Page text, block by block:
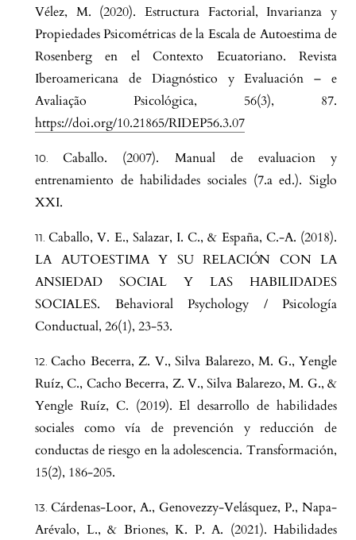
Vélez, M. (2020). Estructura Factorial, Invarianza y
Propiedades Psicométricas de la Escala de Autoestima de
Rosenberg en el Contexto Ecuatoriano. Revista
Iberoamericana de Diagnóstico y Evaluación – e
Avaliação Psicológica, 56(3), 87.
https://doi.org/10.21865/RIDEP56.3.07
Caballo. (2007). Manual de evaluacion y
entrenamiento de habilidades sociales (7.a ed.). Siglo
XXI.
Caballo, V. E., Salazar, I. C., & España, C.-A. (2018).
LA AUTOESTIMA Y SU RELACIÓN CON LA
ANSIEDAD SOCIAL Y LAS HABILIDADES
SOCIALES. Behavioral Psychology / Psicología
Conductual, 26(1), 23-53.
Cacho Becerra, Z. V., Silva Balarezo, M. G., Yengle
Ruíz, C., Cacho Becerra, Z. V., Silva Balarezo, M. G., &
Yengle Ruíz, C. (2019). El desarrollo de habilidades
sociales como vía de prevención y reducción de
conductas de riesgo en la adolescencia. Transformación,
15(2), 186-205.
Cárdenas-Loor, A., Genovezzy-Velásquez, P., Napa-
Arévalo, L., & Briones, K. P. A. (2021). Habilidades